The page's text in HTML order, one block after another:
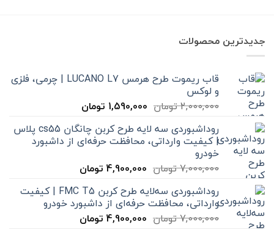
جدیدترین محصولات
قاب ریموت طرح هرمس LUCANO L7 | چرمی، فلزی
و لوکس
2,000,000تومان قیمت
2,000,000 تومان
بود.
1,590,000 تومانقیمت
1,590,000 تومان
است.
روداشبوردی سه‌ لایه طرح کربن چانگان cs55 پلاس
| کیفیت وارداتی، محافظت حرفه‌ای از داشبورد
خودرو
7,000,000تومان قیمت
7,000,000 تومان
بود.
4,900,000 تومانقیمت
4,900,000 تومان
است.
روداشبوردی سه‌لایه طرح کربن FMC T5 | کیفیت
وارداتی، محافظت حرفه‌ای از داشبورد خودرو
7,000,000تومان قیمت
4,900,000 تومانقیمت